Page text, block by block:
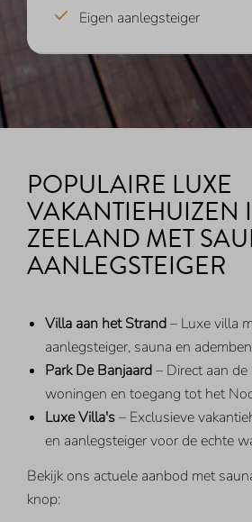
Eigen aanlegsteiger
POPULAIRE LUXE
VAKANTIEHUIZEN
ZEELAND MET
AANLEGSTEIGER
Villa aan het Strand– Luxe villa
aanlegsteiger, sauna en
Park De Banjaard– Direct aan
woningen en toegang tot het
Luxe Villa's– Exclusieve
en aanlegsteiger voor de echte
Bekijk ons actuele aanbod met
knop: